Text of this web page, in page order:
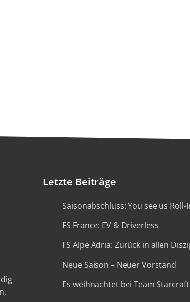
Letzte Beiträge
Saisonabschluss: You see us Roll-
FS France: EV & Driverless
FS Alpe Adria: Zurück in allen
Neue Saison – Neuer Vorstand
Es weihnachtet bei Team Starcraft